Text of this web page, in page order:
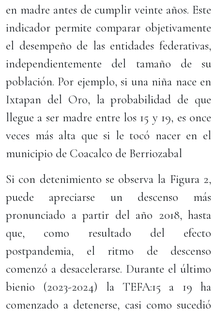
en madre antes de cumplir veinte años. Este
indicador permite comparar objetivamente
el desempeño de las entidades federativas,
independientemente del tamaño de su
población. Por ejemplo, si una niña nace en
Ixtapan del Oro, la probabilidad de que
llegue a ser madre entre los 15 y 19, es once
veces más alta que si le tocó nacer en el
municipio de Coacalco de Berriozabal
Si con detenimiento se observa la Figura 2,
puede apreciarse un descenso más
pronunciado a partir del año 2018, hasta
que, como resultado del efecto
postpandemia, el ritmo de descenso
comenzó a desacelerarse. Durante el último
bienio (2023-2024) la TEFA:15 a 19 ha
comenzado a detenerse, casi como sucedió